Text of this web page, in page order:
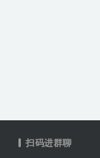
扫码进群聊